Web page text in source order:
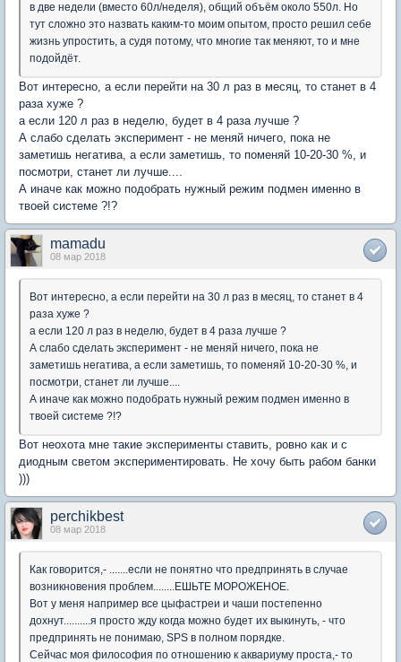
в две недели (вместо 60л/неделя), общий объём около 550л. Но
тут сложно это назвать каким-то моим опытом, просто решил себе
жизнь упростить, а судя потому, что многие так меняют, то и мне
подойдёт.
Вот интересно, а если перейти на 30 л раз в месяц, то станет в 4
раза хуже ?
а если 120 л раз в неделю, будет в 4 раза лучше ?
А слабо сделать эксперимент - не меняй ничего, пока не
заметишь негатива, а если заметишь, то поменяй 10-20-30 %, и
посмотри, станет ли лучше....
А иначе как можно подобрать нужный режим подмен именно в
твоей системе ?!?
mamadu
08 мар 2018
Вот интересно, а если перейти на 30 л раз в месяц, то станет в 4
раза хуже ?
а если 120 л раз в неделю, будет в 4 раза лучше ?
А слабо сделать эксперимент - не меняй ничего, пока не
заметишь негатива, а если заметишь, то поменяй 10-20-30 %, и
посмотри, станет ли лучше....
А иначе как можно подобрать нужный режим подмен именно в
твоей системе ?!?
Вот неохота мне такие эксперименты ставить, ровно как и с
диодным светом экспериментировать. Не хочу быть рабом банки
)))
perchikbest
08 мар 2018
Как говорится,- .......если не понятно что предпринять в случае
возникновения проблем........ЕШЬТЕ МОРОЖЕНОЕ.
Вот у меня например все цыфастреи и чаши постепенно
дохнут..........я просто жду когда можно будет их выкинуть, - что
предпринять не понимаю, SPS в полном порядке.
Сейчас моя философия по отношению к аквариуму проста,- то